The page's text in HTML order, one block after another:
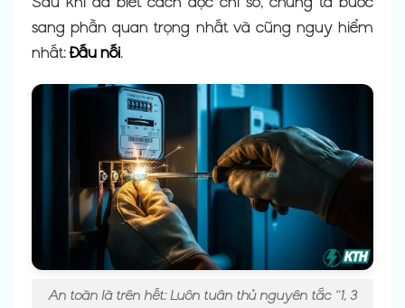
sang phần quan trọng nhất và cũng nguy hiểm
nhất:Đấu nối.
An toàn là trên hết: Luôn tuân thủ nguyên tắc “1, 3